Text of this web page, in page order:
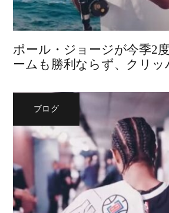
ポール・ジョージが今季2
ームも勝利ならず、クリッ
ブログ